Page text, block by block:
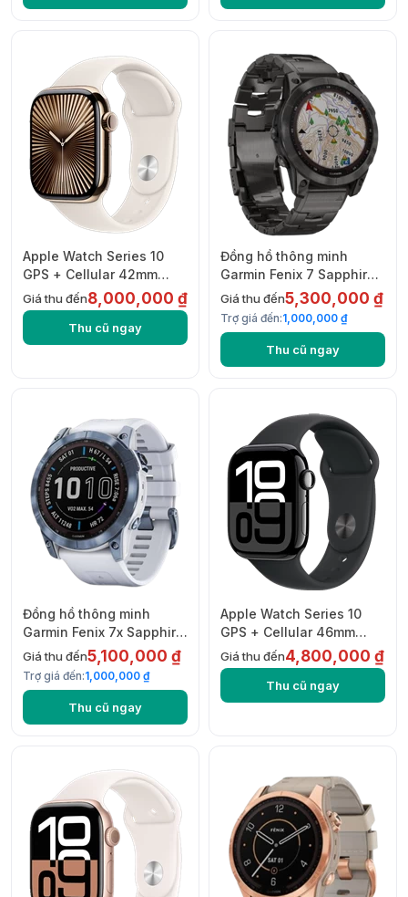
Apple Watch Series 10
GPS + Cellular 42mm
Titanium with Sport Band
Giá thu đến8,000,000 ₫
Thu cũ ngay
Đồng hồ thông minh
Garmin Fenix 7 Sapphire
Solar Dây Titanium
Giá thu đến5,300,000 ₫
Trợ giá đến:1,000,000 ₫
Thu cũ ngay
Đồng hồ thông minh
Garmin Fenix 7x Sapphire
Solar, Màu xám Carbon
viền Titanium với dây sắt
Giá thu đến5,100,000 ₫
Trợ giá đến:1,000,000 ₫
Thu cũ ngay
Apple Watch Series 10
GPS + Cellular 46mm
Aluminium with Sport
Band
Giá thu đến4,800,000 ₫
Thu cũ ngay